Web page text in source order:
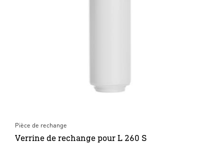
Pièce de rechange
Verrine de rechange pour L 260 S